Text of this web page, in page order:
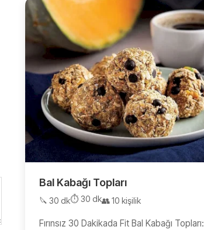
Bal Kabağı Topları
🔪 30 dk⏱️ 30 dk👥 10 kişilik
Fırınsız 30 Dakikada Fit Bal Kabağı Topları: